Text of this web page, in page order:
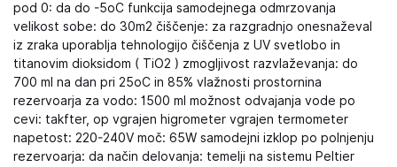
pod 0: da do -5oC funkcija samodejnega odmrzovanja
velikost sobe: do 30m2 čiščenje: za razgradnjo onesnaževal
iz zraka uporablja tehnologijo čiščenja z UV svetlobo in
titanovim dioksidom ( TiO2 ) zmogljivost razvlaževanja: do
700 ml na dan pri 25oC in 85% vlažnosti prostornina
rezervoarja za vodo: 1500 ml možnost odvajanja vode po
cevi: takfter, op vgrajen higrometer vgrajen termometer
napetost: 220-240V moč: 65W samodejni izklop po polnjenju
rezervoarja: da način delovanja: temelji na sistemu Peltier